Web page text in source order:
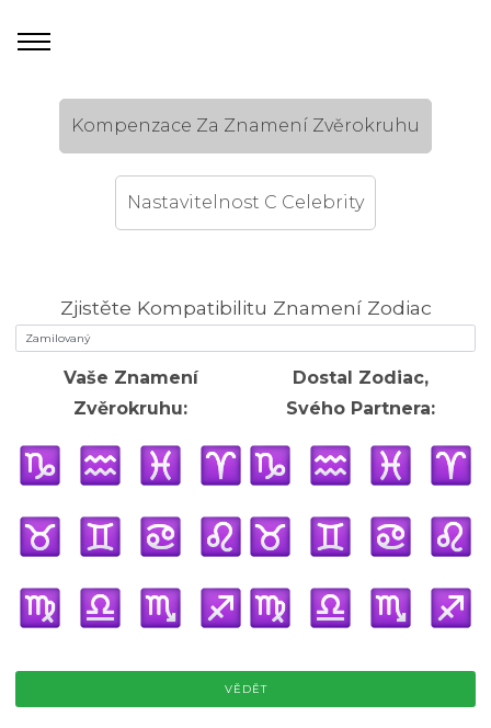
Kompenzace Za Znamení Zvěrokruhu
Nastavitelnost C Celebrity
Zjistěte Kompatibilitu Znamení Zodiac
Vaše Znamení
Zvěrokruhu:
Dostal Zodiac,
Svého Partnera:
VĚDĚT